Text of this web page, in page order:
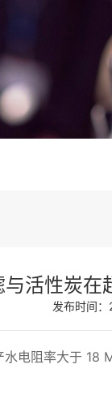
活性炭
发布时间
电阻率大于